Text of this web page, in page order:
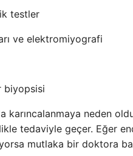
testler
ve elektromiyografi
biyopsisi
karıncalanmaya neden
tedaviyle geçer. Eğer
mutlaka bir doktora